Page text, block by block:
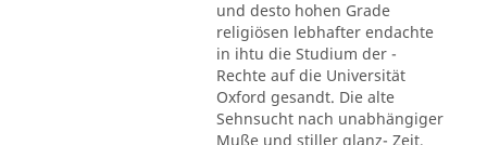
und desto hohen Grade
religiösen lebhafter endachte
in ihtu die Studium der -
Rechte auf die Universität
Oxford gesandt. Die alte
Sehnsucht nach unabhängiger
Muße und stiller glanz- Zeit,